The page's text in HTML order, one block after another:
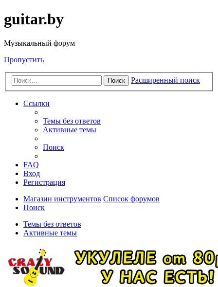
guitar.by
Музыкальный форум
Пропустить
Поиск Расширенный поиск
Ссылки
Темы без ответов
Активные темы
Поиск
FAQ
Вход
Регистрация
Магазин инструментов Список форумов
Поиск
Темы без ответов
Активные темы